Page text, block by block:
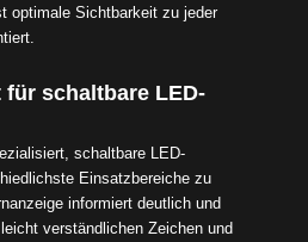
optimale Sichtbarkeit zu jeder
für schaltbare LED-
schaltbare LED-
Einsatzbereiche zu
informiert deutlich und
verständlichen Zeichen und